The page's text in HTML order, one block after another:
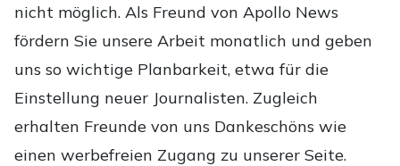
nicht möglich. Als Freund von Apollo News
fördern Sie unsere Arbeit monatlich und geben
uns so wichtige Planbarkeit, etwa für die
Einstellung neuer Journalisten. Zugleich
erhalten Freunde von uns Dankeschöns wie
einen werbefreien Zugang zu unserer Seite.